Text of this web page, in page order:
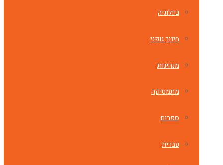
ביולוגיה
חינוך גופני
מנהיגות
מתמטיקה
ספרות
עברית